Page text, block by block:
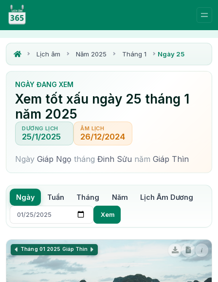
Lịch âm Năm 2025 Tháng 1 Ngày 25
NGÀY ĐANG XEM
Xem tốt xấu ngày 25 tháng 1
năm 2025
DƯƠNG LỊCH
25/1/2025
ÂM LỊCH
26/12/2024
Ngày Giáp Ngọ tháng Đinh Sửu năm Giáp Thìn
Ngày Tuần Tháng Năm Lịch Âm Dương
Xem
i
Tháng 01 2025 Giáp Thìn